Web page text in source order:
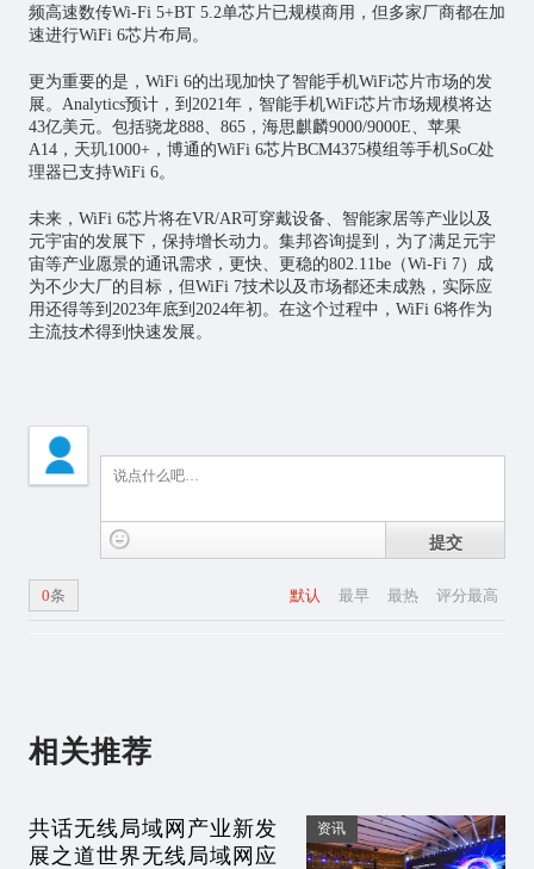
频高速数传Wi-Fi 5+BT 5.2单芯片已规模商用，但多家厂商都在加
速进行WiFi 6芯片布局。
更为重要的是，WiFi 6的出现加快了智能手机WiFi芯片市场的发
展。Analytics预计，到2021年，智能手机WiFi芯片市场规模将达
43亿美元。包括骁龙888、865，海思麒麟9000/9000E、苹果
A14，天玑1000+，博通的WiFi 6芯片BCM4375模组等手机SoC处
理器已支持WiFi 6。
未来，WiFi 6芯片将在VR/AR可穿戴设备、智能家居等产业以及
元宇宙的发展下，保持增长动力。集邦咨询提到，为了满足元宇
宙等产业愿景的通讯需求，更快、更稳的802.11be（Wi-Fi 7）成
为不少大厂的目标，但WiFi 7技术以及市场都还未成熟，实际应
用还得等到2023年底到2024年初。在这个过程中，WiFi 6将作为
主流技术得到快速发展。
提交
默认 最早 最热 评分最高
0条
相关推荐
共话无线局域网产业新发
展之道世界无线局域网应
资讯